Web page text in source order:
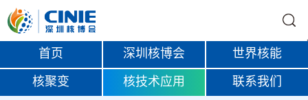
首页 深圳核博会 世界核能
核聚变 核技术应用 联系我们